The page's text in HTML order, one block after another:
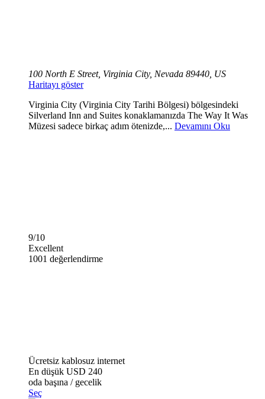
100 North E Street, Virginia City, Nevada 89440, US
Haritayı göster
Virginia City (Virginia City Tarihi Bölgesi) bölgesindeki
Silverland Inn and Suites konaklamanızda The Way It Was
Müzesi sadece birkaç adım ötenizde,... Devamını Oku
9/10
Excellent
1001 değerlendirme
Ücretsiz kablosuz internet
En düşük USD 240
oda başına / gecelik
Seç